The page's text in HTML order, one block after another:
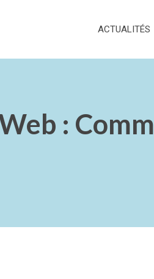
ACTUALITÉS
: